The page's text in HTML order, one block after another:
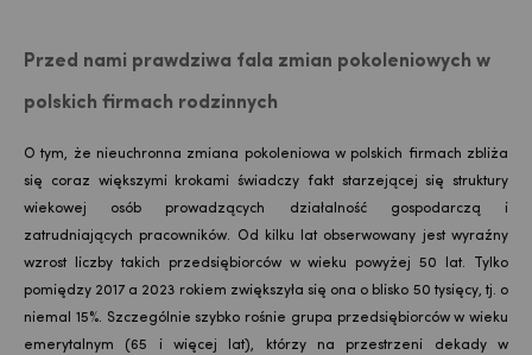
Przed nami prawdziwa fala zmian pokoleniowych w
polskich firmach rodzinnych
O tym, że nieuchronna zmiana pokoleniowa w polskich firmach zbliża
się coraz większymi krokami świadczy fakt starzejącej się struktury
wiekowej osób prowadzących działalność gospodarczą i
zatrudniających pracowników. Od kilku lat obserwowany jest wyraźny
wzrost liczby takich przedsiębiorców w wieku powyżej 50 lat. Tylko
pomiędzy 2017 a 2023 rokiem zwiększyła się ona o blisko 50 tysięcy, tj. o
niemal 15%. Szczególnie szybko rośnie grupa przedsiębiorców w wieku
emerytalnym (65 i więcej lat), którzy na przestrzeni dekady w